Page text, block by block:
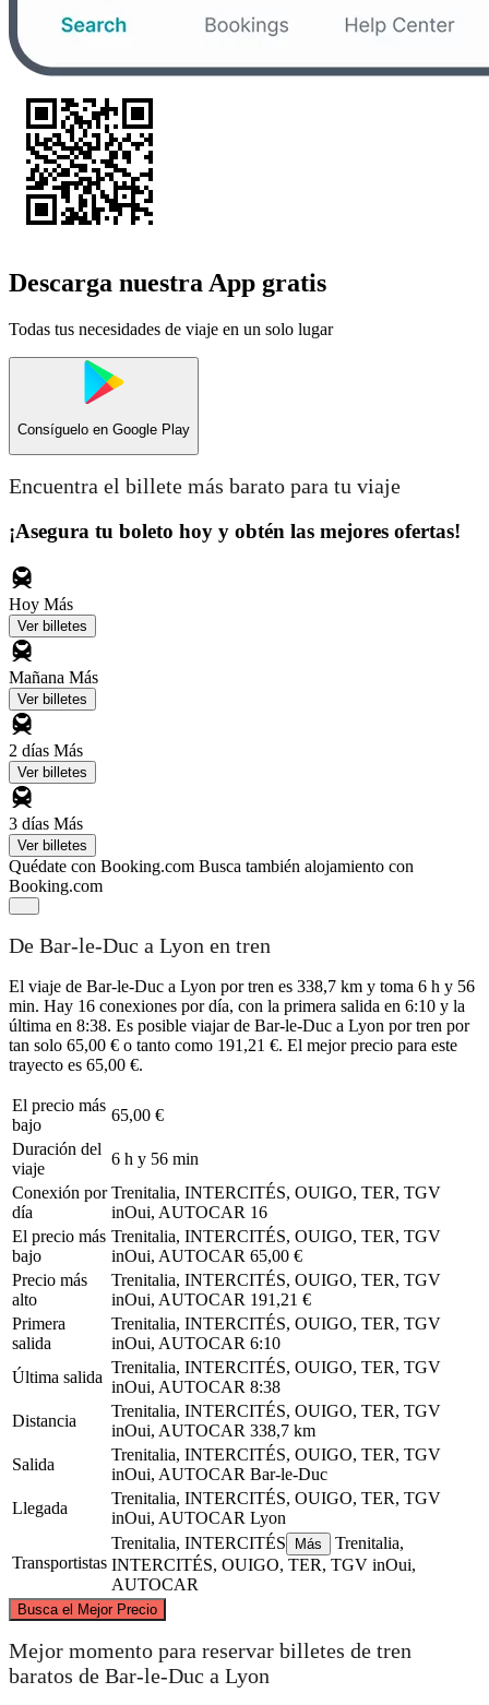
Descarga nuestra App gratis
Todas tus necesidades de viaje en un solo lugar
Consíguelo en Google Play
Encuentra el billete más barato para tu viaje
¡Asegura tu boleto hoy y obtén las mejores ofertas!
Hoy Más
Ver billetes
Mañana Más
Ver billetes
2 días Más
Ver billetes
3 días Más
Ver billetes
Quédate con Booking.com Busca también alojamiento con
Booking.com
De Bar-le-Duc a Lyon en tren
El viaje de Bar-le-Duc a Lyon por tren es 338,7 km y toma 6 h y 56
min. Hay 16 conexiones por día, con la primera salida en 6:10 y la
última en 8:38. Es posible viajar de Bar-le-Duc a Lyon por tren por
tan solo 65,00 € o tanto como 191,21 €. El mejor precio para este
trayecto es 65,00 €.
El precio más
bajo
65,00 €
Duración del
viaje
6 h y 56 min
Conexión por
día
Trenitalia, INTERCITÉS, OUIGO, TER, TGV
inOui, AUTOCAR 16
El precio más
bajo
Trenitalia, INTERCITÉS, OUIGO, TER, TGV
inOui, AUTOCAR 65,00 €
Precio más
alto
Trenitalia, INTERCITÉS, OUIGO, TER, TGV
inOui, AUTOCAR 191,21 €
Primera
salida
Trenitalia, INTERCITÉS, OUIGO, TER, TGV
inOui, AUTOCAR 6:10
Última salida
Trenitalia, INTERCITÉS, OUIGO, TER, TGV
inOui, AUTOCAR 8:38
Distancia
Trenitalia, INTERCITÉS, OUIGO, TER, TGV
inOui, AUTOCAR 338,7 km
Salida
Trenitalia, INTERCITÉS, OUIGO, TER, TGV
inOui, AUTOCAR Bar-le-Duc
Llegada
Trenitalia, INTERCITÉS, OUIGO, TER, TGV
inOui, AUTOCAR Lyon
Transportistas
Trenitalia, INTERCITÉS Más
Trenitalia,
INTERCITÉS, OUIGO, TER, TGV inOui,
AUTOCAR
Busca el Mejor Precio
Mejor momento para reservar billetes de tren
baratos de Bar-le-Duc a Lyon